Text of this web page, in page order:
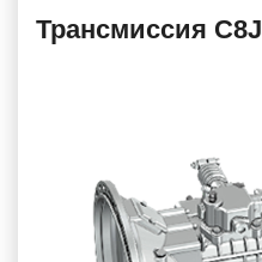
Трансмиссия